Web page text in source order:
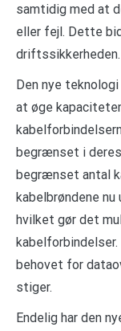
samtidig med at
eller fejl. Dette
driftssikkerheden.
Den nye
at øge
begrænset i
begrænset antal
kabelbrøndene
hvilket gør det
behovet for
stiger.
Endelig har den